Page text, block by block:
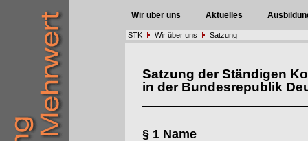
Wir über uns Aktuelles
STK Wir über uns Satzung
Satzung der Ständigen
in der Bundesrepublik
§ 1 Name